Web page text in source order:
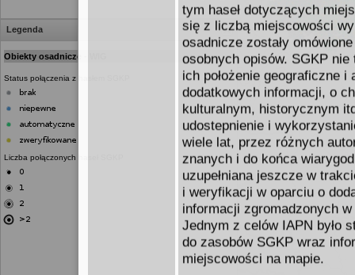
Legenda
Obiekty osadnicze - WIG
Status połączenia z hasłem SGKP
Liczba połączonych haseł SGKP
tym haseł dotyczących
się z liczbą miejscowości
osadnicze zostały
osobnych opisów. SGKP
ich położenie geograficzne
dodatkowych informacji, o
kulturalnym, historycznym
udostepnienie i
wiele lat, przez różnych
znanych i do końca
uzupełniana jeszcze w
i weryfikacji w oparciu o
informacji zgromadzonych
Jednym z celów IAPN było
do zasobów SGKP wraz
miejscowości na mapie.